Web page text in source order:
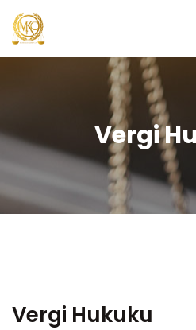
Vergi
Vergi Hukuku